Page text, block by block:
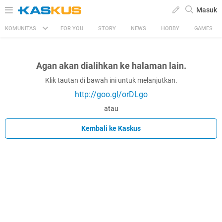
Masuk
KOMUNITAS FOR YOU STORY NEWS HOBBY GAMES
Agan akan dialihkan ke halaman lain.
Klik tautan di bawah ini untuk melanjutkan.
http://goo.gl/orDLgo
atau
Kembali ke Kaskus